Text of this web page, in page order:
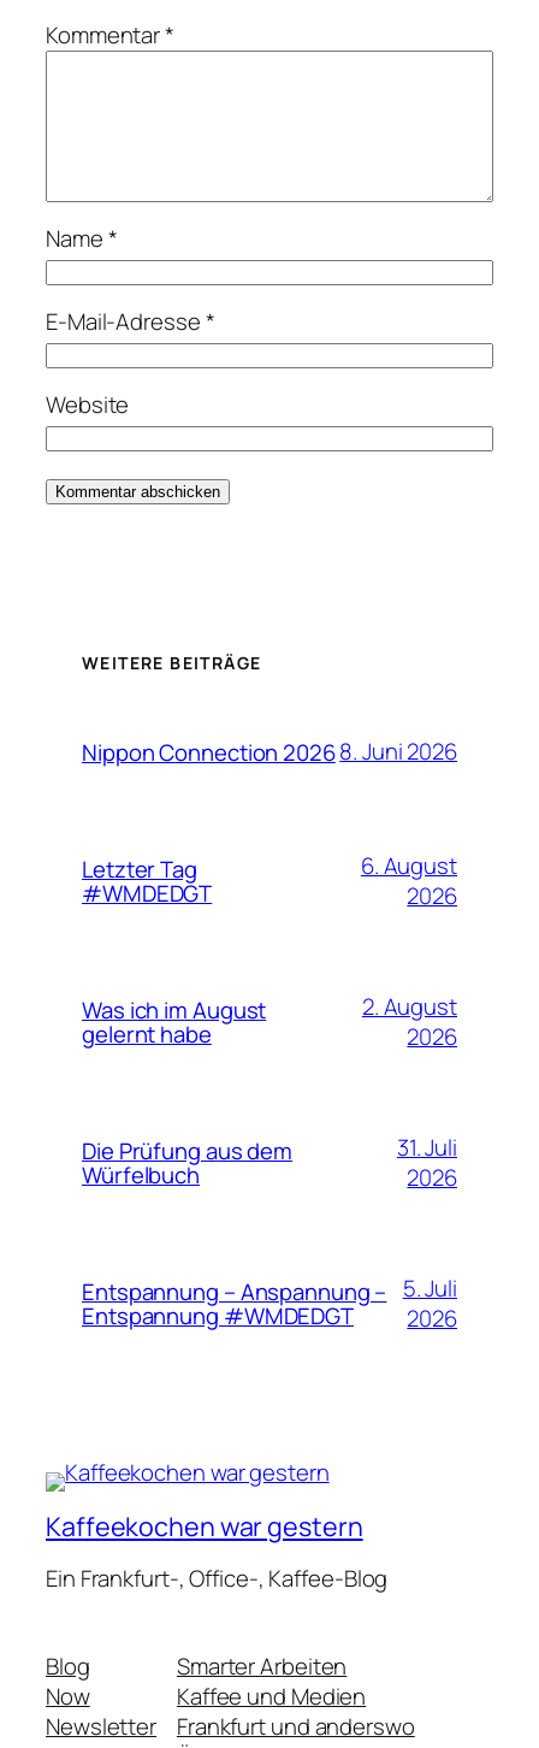
Kommentar*
Name*
E-Mail-Adresse*
Website
WEITERE BEITRÄGE
Nippon Connection 20268. Juni 2026
Letzter Tag
#WMDEDGT
6. August
2026
Was ich im August
gelernt habe
2. August
2026
Die Prüfung aus dem
Würfelbuch
31. Juli
2026
Entspannung – Anspannung –
Entspannung #WMDEDGT
5. Juli
2026
Kaffeekochen war gestern
Ein Frankfurt-, Office-, Kaffee-Blog
Blog
Now
Newsletter
Smarter Arbeiten
Kaffee und Medien
Frankfurt und anderswo